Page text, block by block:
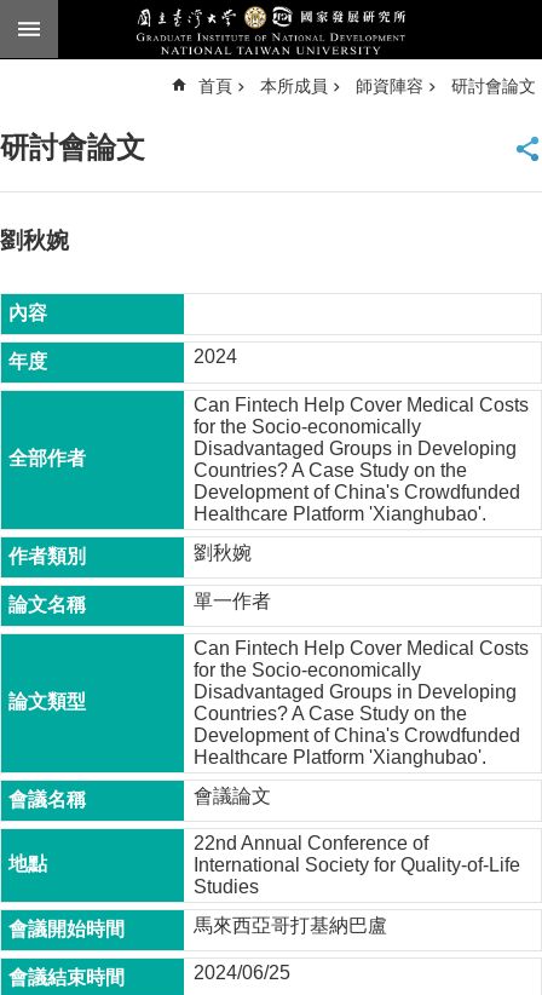
跳到主要內容區塊
臺
頁
公
告
本
介
所
成
員
博
班
在
職
專
班
學
術
首頁 本所成員 師資陣容 研討會論文
研討會論文
劉秋婉
2024
Can Fintech Help Cover Medical Costs
for the Socio-economically
Disadvantaged Groups in Developing
Countries? A Case Study on the
Development of China's Crowdfunded
Healthcare Platform 'Xianghubao'.
劉秋婉
單一作者
Can Fintech Help Cover Medical Costs
for the Socio-economically
Disadvantaged Groups in Developing
Countries? A Case Study on the
Development of China's Crowdfunded
Healthcare Platform 'Xianghubao'.
會議論文
22nd Annual Conference of
International Society for Quality-of-Life
Studies
馬來西亞哥打基納巴盧
2024/06/25